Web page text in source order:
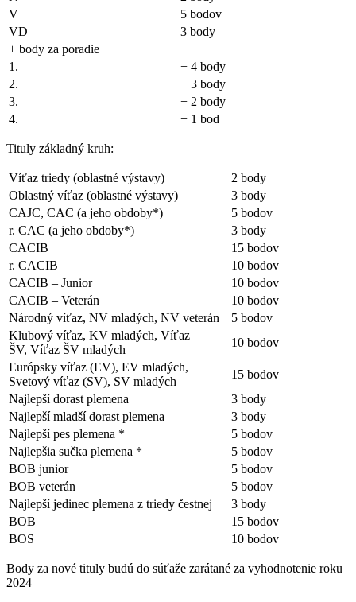
V
5 bodov
VD
3 body
+ body za poradie
1.
+ 4 body
2.
+ 3 body
3.
+ 2 body
4.
+ 1 bod
Tituly základný kruh:
Víťaz triedy (oblastné výstavy)
2 body
Oblastný víťaz (oblastné výstavy)
3 body
CAJC, CAC (a jeho obdoby*)
5 bodov
r. CAC (a jeho obdoby*)
3 body
CACIB
15 bodov
r. CACIB
10 bodov
CACIB – Junior
10 bodov
CACIB – Veterán
10 bodov
Národný víťaz, NV mladých, NV veterán
5 bodov
Klubový víťaz, KV mladých, Víťaz
ŠV, Víťaz ŠV mladých
10 bodov
Európsky víťaz (EV), EV mladých,
Svetový víťaz (SV), SV mladých
15 bodov
Najlepší dorast plemena
3 body
Najlepší mladší dorast plemena
3 body
Najlepší pes plemena *
5 bodov
Najlepšia sučka plemena *
5 bodov
BOB junior
5 bodov
BOB veterán
5 bodov
Najlepší jedinec plemena z triedy čestnej
3 body
BOB
15 bodov
BOS
10 bodov
Body za nové tituly budú do súťaže zarátané za vyhodnotenie roku
2024